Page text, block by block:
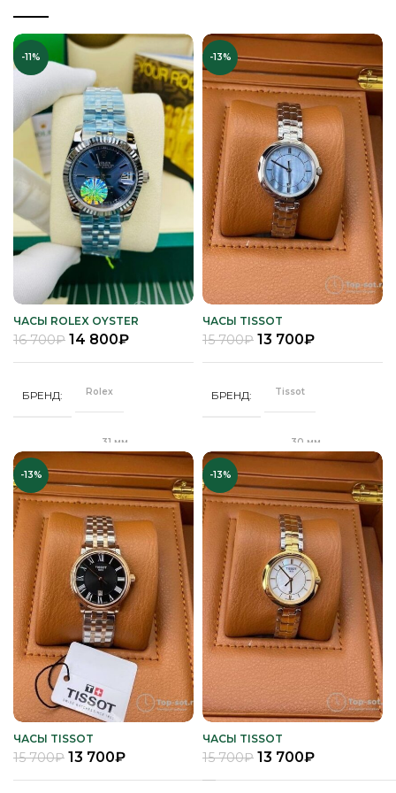
-11%
ЧАСЫ ROLEX OYSTER
PERPETUAL DATEJUST
16 700₽ 14 800₽
БРЕНД Rolex
31 мм
ЗАСТЕЖКА Клипса
КОРПУС
Качественная
часовая сталь
МЕХАНИЗМ Механика
ПОКРЫТИЕ
Полное
защитное IPS
покрытие
ПОЛ Часы женские
РЕМЕНЬ
-13%
ЧАСЫ TISSOT
15 700₽ 13 700₽
БРЕНД Tissot
30 мм
ЗАСТЕЖКА "Бабочка"
КОРПУС
Качественная
часовая сталь
МЕХАНИЗМ Кварц
ПОКРЫТИЕ
Полное
защитное IPS
покрытие
ПОЛ Часы женские
РЕМЕНЬ
-13%
ЧАСЫ TISSOT
15 700₽ 13 700₽
-13%
ЧАСЫ TISSOT
15 700₽ 13 700₽